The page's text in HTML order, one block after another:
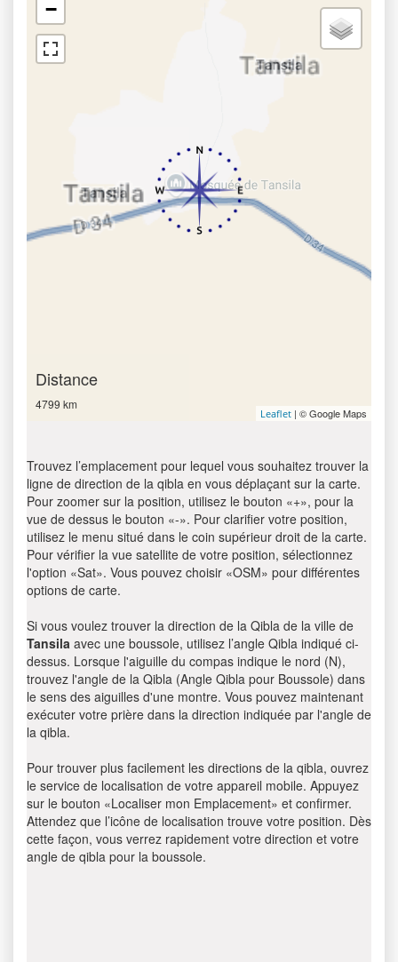
−
Distance
4799 km
Leaflet | © Google Maps
Trouvez l’emplacement pour lequel vous souhaitez trouver la
ligne de direction de la qibla en vous déplaçant sur la carte.
Pour zoomer sur la position, utilisez le bouton «+», pour la
vue de dessus le bouton «-». Pour clarifier votre position,
utilisez le menu situé dans le coin supérieur droit de la carte.
Pour vérifier la vue satellite de votre position, sélectionnez
l'option «Sat». Vous pouvez choisir «OSM» pour différentes
options de carte.
Si vous voulez trouver la direction de la Qibla de la ville de
Tansila avec une boussole, utilisez l’angle Qibla indiqué ci-
dessus. Lorsque l'aiguille du compas indique le nord (N),
trouvez l'angle de la Qibla (Angle Qibla pour Boussole) dans
le sens des aiguilles d'une montre. Vous pouvez maintenant
exécuter votre prière dans la direction indiquée par l'angle de
la qibla.
Pour trouver plus facilement les directions de la qibla, ouvrez
le service de localisation de votre appareil mobile. Appuyez
sur le bouton «Localiser mon Emplacement» et confirmer.
Attendez que l’icône de localisation trouve votre position. Dès
cette façon, vous verrez rapidement votre direction et votre
angle de qibla pour la boussole.